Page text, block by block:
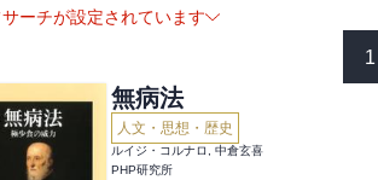
ーチが設定されています
1
無病法
人文・思想・歴史
ルイジ・コルナロ, 中倉玄喜
PHP研究所